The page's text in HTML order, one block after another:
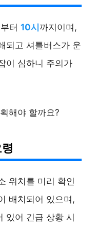
부터 10시 까지이며,
되고 셔틀버스가 운
이 심하니 주의가
해야 할까요?
위치를 미리 확인
배치되어 있으며,
있어 긴급 상황 시